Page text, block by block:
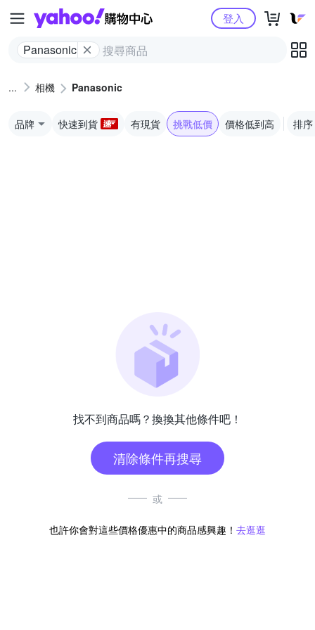
Yahoo購物中心
Panasonic
登入
相機 Panasonic
品牌 快速到貨 有現貨 挑戰低價 價格低到高 排序
找不到商品嗎？換換其他條件吧！
清除條件再搜尋
或
也許你會對這些價格優惠中的商品感興趣！ 去逛逛